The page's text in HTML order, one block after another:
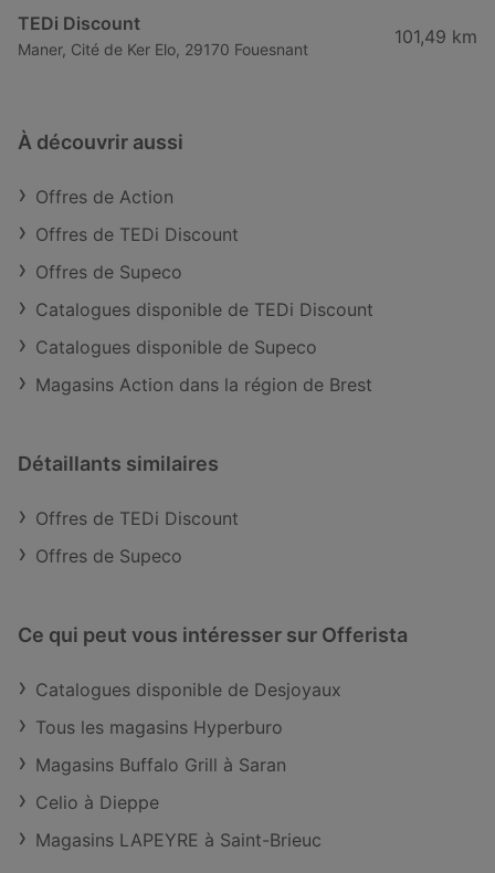
TEDi Discount
Maner, Cité de Ker Elo, 29170 Fouesnant
101,49 km
À découvrir aussi
Offres de Action
Offres de TEDi Discount
Offres de Supeco
Catalogues disponible de TEDi Discount
Catalogues disponible de Supeco
Magasins Action dans la région de Brest
Détaillants similaires
Offres de TEDi Discount
Offres de Supeco
Ce qui peut vous intéresser sur Offerista
Catalogues disponible de Desjoyaux
Tous les magasins Hyperburo
Magasins Buffalo Grill à Saran
Celio à Dieppe
Magasins LAPEYRE à Saint-Brieuc